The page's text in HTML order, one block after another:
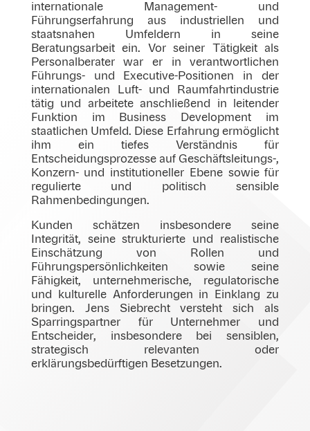
internationale Management- und
Führungserfahrung aus industriellen und
staatsnahen Umfeldern in seine
Beratungsarbeit ein. Vor seiner Tätigkeit als
Personalberater war er in verantwortlichen
Führungs- und Executive-Positionen in der
internationalen Luft- und Raumfahrtindustrie
tätig und arbeitete anschließend in leitender
Funktion im Business Development im
staatlichen Umfeld. Diese Erfahrung ermöglicht
ihm ein tiefes Verständnis für
Entscheidungsprozesse auf Geschäftsleitungs-,
Konzern- und institutioneller Ebene sowie für
regulierte und politisch sensible
Rahmenbedingungen.
Kunden schätzen insbesondere seine
Integrität, seine strukturierte und realistische
Einschätzung von Rollen und
Führungspersönlichkeiten sowie seine
Fähigkeit, unternehmerische, regulatorische
und kulturelle Anforderungen in Einklang zu
bringen. Jens Siebrecht versteht sich als
Sparringspartner für Unternehmer und
Entscheider, insbesondere bei sensiblen,
strategisch relevanten oder
erklärungsbedürftigen Besetzungen.